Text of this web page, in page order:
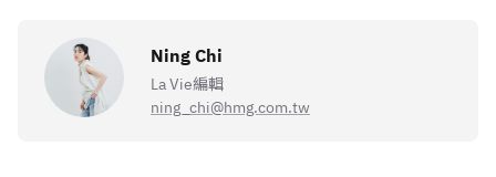
Ning Chi
La Vie編輯
ning_chi@hmg.com.tw